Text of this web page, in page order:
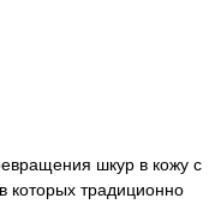
шкур в кожу с
которых традиционно